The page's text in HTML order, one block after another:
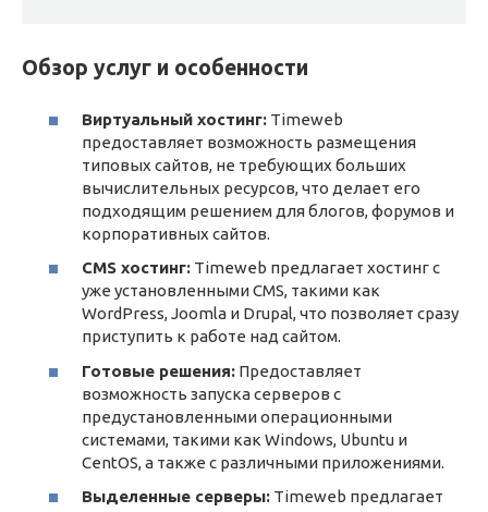
Обзор услуг и особенности
Виртуальный хостинг: Timeweb
предоставляет возможность размещения
типовых сайтов, не требующих больших
вычислительных ресурсов, что делает его
подходящим решением для блогов, форумов и
корпоративных сайтов.
CMS хостинг: Timeweb предлагает хостинг с
уже установленными CMS, такими как
WordPress, Joomla и Drupal, что позволяет сразу
приступить к работе над сайтом.
Готовые решения: Предоставляет
возможность запуска серверов с
предустановленными операционными
системами, такими как Windows, Ubuntu и
CentOS, а также с различными приложениями.
Выделенные серверы: Timeweb предлагает